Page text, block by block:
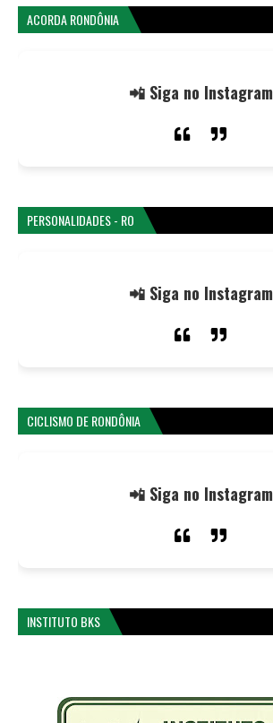
ACORDA RONDÔNIA
📲 Siga no Instagram
PERSONALIDADES - RO
📲 Siga no Instagram
CICLISMO DE RONDÔNIA
📲 Siga no Instagram
INSTITUTO BKS